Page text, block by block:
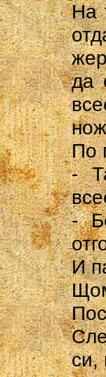
На
да
По
-
-
И
си,